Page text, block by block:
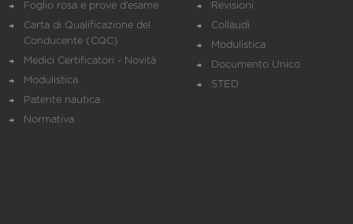
Foglio rosa e prove d’esame
Carta di Qualificazione del
Conducente (CQC)
Medici Certificatori - Novità
Modulistica
Patente nautica
Normativa
Revisioni
Collaudi
Modulistica
Documento Unico
STED